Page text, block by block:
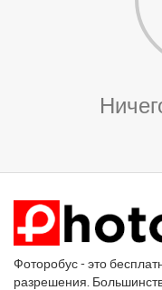
Фоторобус - это
разрешения.